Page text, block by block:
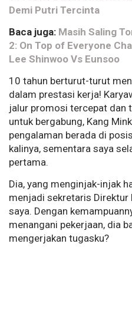
Demi Putri Tercinta
Baca juga: Masih Saling
2: On Top of Everyone
Lee Shinwoo Vs Eunsoo
10 tahun berturut-turut
dalam prestasi kerja!
jalur promosi tercepat dan
untuk bergabung, Kang
pengalaman berada di
kalinya, sementara saya
pertama.
Dia, yang menginjak-injak
menjadi sekretaris Direktur
saya. Dengan
menangani pekerjaan, dia
mengerjakan tugasku?